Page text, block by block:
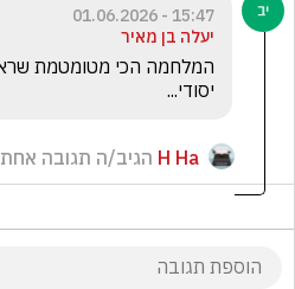
15:47 - 01.06.2026
יעלה בן מאיר
יסודי...
H Ha הגיב/ה תגובה אחת